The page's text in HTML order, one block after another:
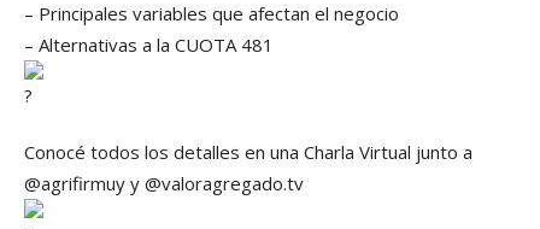
– Principales variables que afectan el negocio
– Alternativas a la CUOTA 481
Conocé todos los detalles en una Charla Virtual junto a
@agrifirmuy y @valoragregado.tv